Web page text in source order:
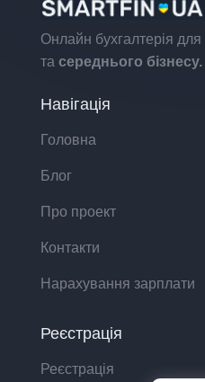
Онлайн бухгалтерія для
та середнього бізнесу.
Навігація
Головна
Блог
Про проект
Контакти
Нарахування зарплати
Реєстрація
Реєстрація